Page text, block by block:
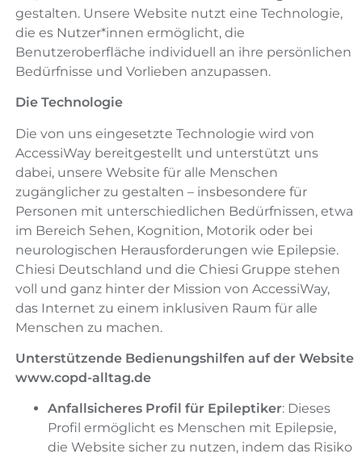
gestalten. Unsere Website nutzt eine Technologie,
die es Nutzer*innen ermöglicht, die
Benutzeroberfläche individuell an ihre persönlichen
Bedürfnisse und Vorlieben anzupassen.
Die Technologie
Die von uns eingesetzte Technologie wird von
AccessiWay bereitgestellt und unterstützt uns
dabei, unsere Website für alle Menschen
zugänglicher zu gestalten – insbesondere für
Personen mit unterschiedlichen Bedürfnissen, etwa
im Bereich Sehen, Kognition, Motorik oder bei
neurologischen Herausforderungen wie Epilepsie.
Chiesi Deutschland und die Chiesi Gruppe stehen
voll und ganz hinter der Mission von AccessiWay,
das Internet zu einem inklusiven Raum für alle
Menschen zu machen.
Unterstützende Bedienungshilfen auf der Website
www.copd-alltag.de
Anfallsicheres Profil für Epileptiker: Dieses
Profil ermöglicht es Menschen mit Epilepsie,
die Website sicher zu nutzen, indem das Risiko